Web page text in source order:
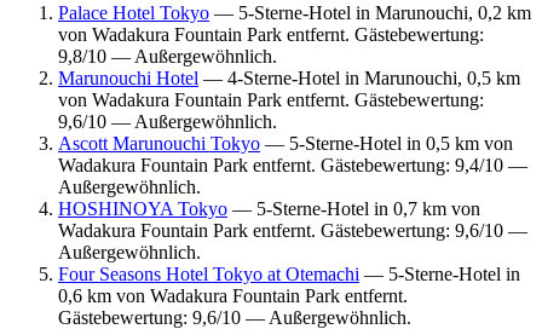
Palace Hotel Tokyo — 5-Sterne-Hotel in Marunouchi, 0,2 km
von Wadakura Fountain Park entfernt. Gästebewertung:
9,8/10 — Außergewöhnlich.
Marunouchi Hotel — 4-Sterne-Hotel in Marunouchi, 0,5 km
von Wadakura Fountain Park entfernt. Gästebewertung:
9,6/10 — Außergewöhnlich.
Ascott Marunouchi Tokyo — 5-Sterne-Hotel in 0,5 km von
Wadakura Fountain Park entfernt. Gästebewertung: 9,4/10 —
Außergewöhnlich.
HOSHINOYA Tokyo — 5-Sterne-Hotel in 0,7 km von
Wadakura Fountain Park entfernt. Gästebewertung: 9,6/10 —
Außergewöhnlich.
Four Seasons Hotel Tokyo at Otemachi — 5-Sterne-Hotel in
0,6 km von Wadakura Fountain Park entfernt.
Gästebewertung: 9,6/10 — Außergewöhnlich.